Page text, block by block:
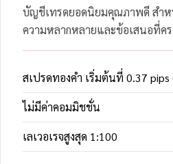
บัญชีเทรดยอดนิยมคุณภาพดี สำห
ความหลากหลายและข้อเสนอที่ค
สเปรดทองคำ เริ่มต้นที่ 0.37 pips
ไม่มีค่าคอมมิชชั่น
เลเวอเรจสูงสุด 1:100